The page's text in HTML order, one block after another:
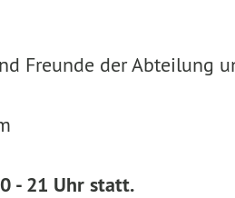
Freunde der Abteilung
- 21 Uhr statt.